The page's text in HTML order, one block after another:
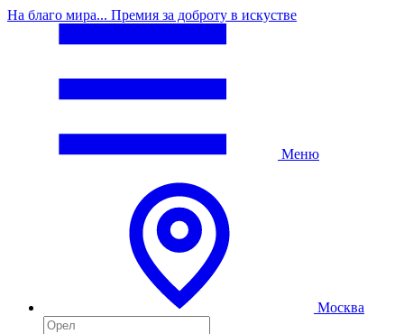
На благо мира... Премия за доброту в искустве
Меню
Москва